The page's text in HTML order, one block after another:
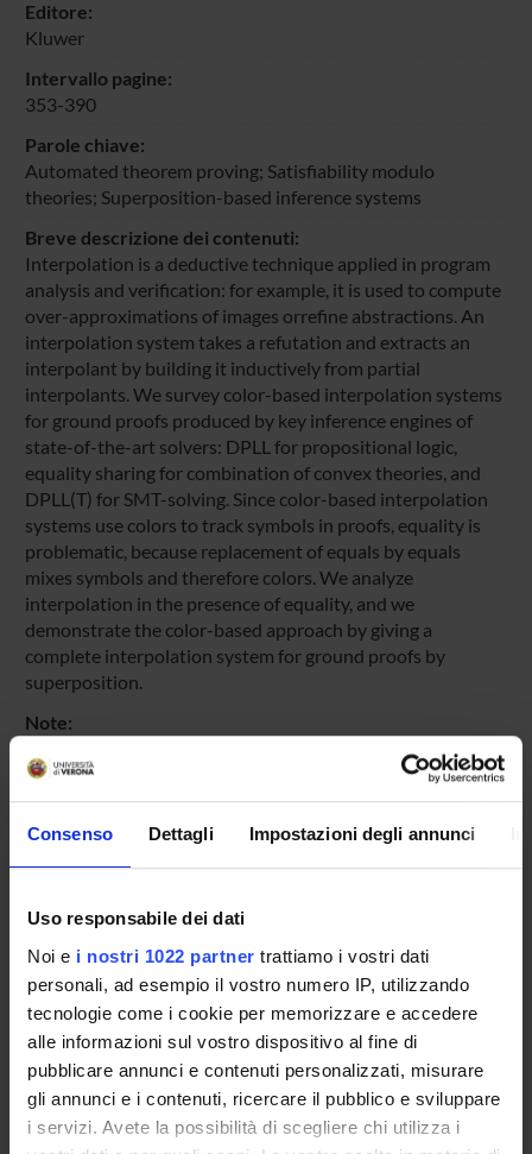
Consenso Dettagli Impostazioni degli annunci
Uso responsabile dei dati
Noi e i nostri 1022 partner trattiamo i vostri dati
personali, ad esempio il vostro numero IP, utilizzando
tecnologie come i cookie per memorizzare e accedere
alle informazioni sul vostro dispositivo al fine di
pubblicare annunci e contenuti personalizzati, misurare
gli annunci e i contenuti, ricercare il pubblico e sviluppare
i servizi. Avete la possibilità di scegliere chi utilizza i
Editore:
Kluwer
Intervallo pagine:
353-390
Parole chiave:
Automated theorem proving; Satisfiability modulo
theories; Superposition-based inference systems
Breve descrizione dei contenuti:
Interpolation is a deductive technique applied in program
analysis and verification: for example, it is used to compute
over-approximations of images orrefine abstractions. An
interpolation system takes a refutation and extracts an
interpolant by building it inductively from partial
interpolants. We survey color-based interpolation systems
for ground proofs produced by key inference engines of
state-of-the-art solvers: DPLL for propositional logic,
equality sharing for combination of convex theories, and
DPLL(T) for SMT-solving. Since color-based interpolation
systems use colors to track symbols in proofs, equality is
problematic, because replacement of equals by equals
mixes symbols and therefore colors. We analyze
interpolation in the presence of equality, and we
demonstrate the color-based approach by giving a
complete interpolation system for ground proofs by
superposition.
Note:
https://link.springer.com/article/10.1007/s10817-015-
9325-5
Id prodotto:
86268
Handle IRIS:
11562/900586
depositato il:
3 marzo 2015
ultima modifica: